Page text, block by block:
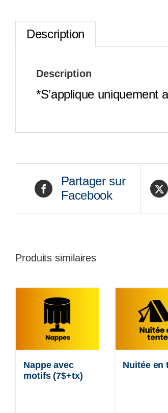
Description
Description
*S’applique uniquement
Partager sur
Facebook
Produits similaires
Nappe avec
motifs (7$+tx)
Nuitée en